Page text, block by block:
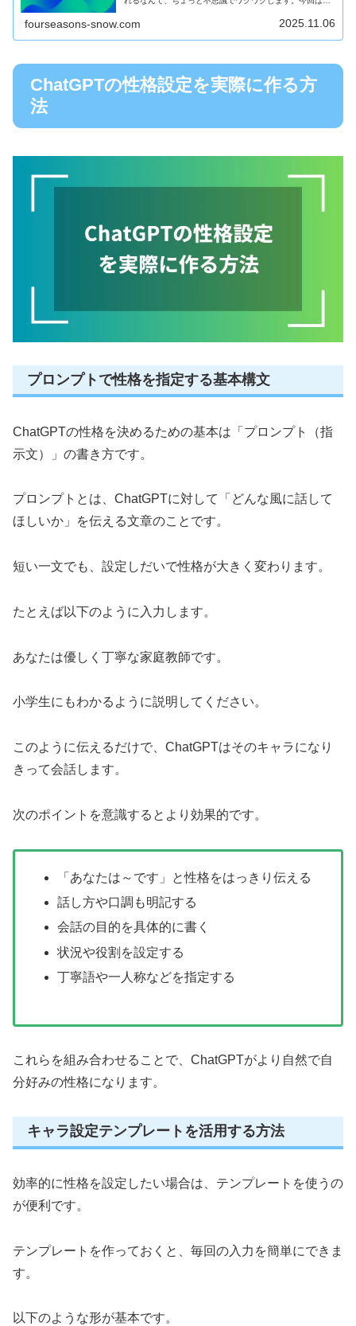
fourseasons-snow.com 2025.11.06
ChatGPTの性格設定を実際に作る方
法
プロンプトで性格を指定する基本構文
ChatGPTの性格を決めるための基本は「プロンプト（指
示文）」の書き方です。
プロンプトとは、ChatGPTに対して「どんな風に話して
ほしいか」を伝える文章のことです。
短い一文でも、設定しだいで性格が大きく変わります。
たとえば以下のように入力します。
あなたは優しく丁寧な家庭教師です。
小学生にもわかるように説明してください。
このように伝えるだけで、ChatGPTはそのキャラになり
きって会話します。
次のポイントを意識するとより効果的です。
「あなたは～です」と性格をはっきり伝える
話し方や口調も明記する
会話の目的を具体的に書く
状況や役割を設定する
丁寧語や一人称などを指定する
これらを組み合わせることで、ChatGPTがより自然で自
分好みの性格になります。
キャラ設定テンプレートを活用する方法
効率的に性格を設定したい場合は、テンプレートを使うの
が便利です。
テンプレートを作っておくと、毎回の入力を簡単にできま
す。
以下のような形が基本です。